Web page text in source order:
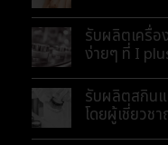
รับผลิตเครื่อ
ง่ายๆ ที่ I
รับผลิตสกิน
โดยผู้เชี่ยว